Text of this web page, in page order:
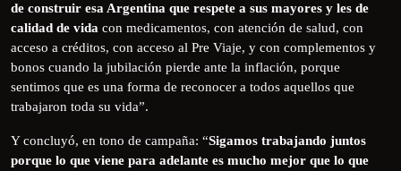
de construir esa Argentina que respete a sus mayores y les de
calidad de vida con medicamentos, con atención de salud, con
acceso a créditos, con acceso al Pre Viaje, y con complementos y
bonos cuando la jubilación pierde ante la inflación, porque
sentimos que es una forma de reconocer a todos aquellos que
trabajaron toda su vida”.
Y concluyó, en tono de campaña: “Sigamos trabajando juntos
porque lo que viene para adelante es mucho mejor que lo que